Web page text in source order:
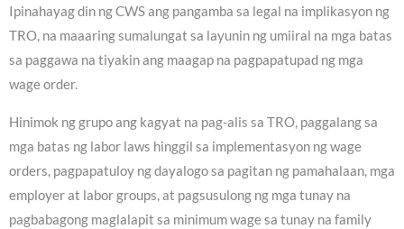
Ipinahayag din ng CWS ang pangamba sa legal na implikasyon ng
TRO, na maaaring sumalungat sa layunin ng umiiral na mga batas
sa paggawa na tiyakin ang maagap na pagpapatupad ng mga
wage order.
Hinimok ng grupo ang kagyat na pag-alis sa TRO, paggalang sa
mga batas ng labor laws hinggil sa implementasyon ng wage
orders, pagpapatuloy ng dayalogo sa pagitan ng pamahalaan, mga
employer at labor groups, at pagsusulong ng mga tunay na
pagbabagong maglalapit sa minimum wage sa tunay na family